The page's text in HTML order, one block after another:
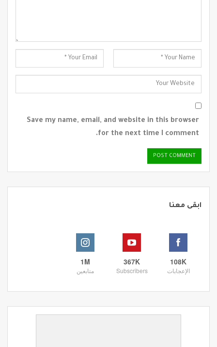
Save my name, email, and website in this browser
for the next time I comment.
ابقى معنا
108K
الإعجابات
367K
Subscribers
1M
متابعين